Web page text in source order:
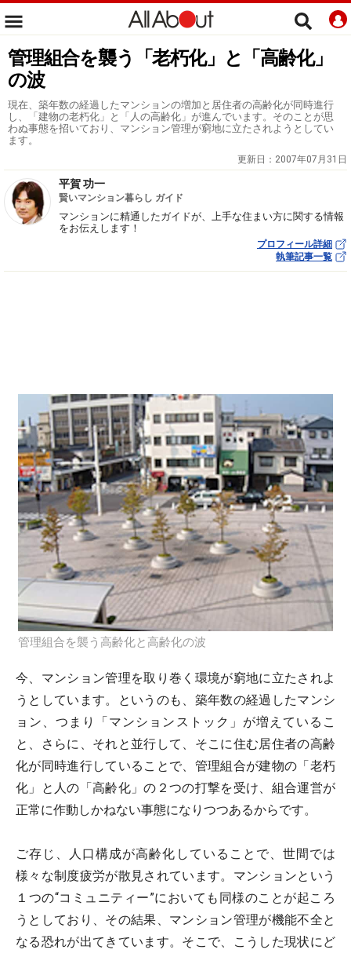
管理組合を襲う「老朽化」と「高齢化」
の波
現在、築年数の経過したマンションの増加と居住者の高齢化が同時進行
し、「建物の老朽化」と「人の高齢化」が進んでいます。そのことが思
わぬ事態を招いており、マンション管理が窮地に立たされようとしてい
ます。
更新日： 2007年07月31日
平賀 功一
賢いマンション暮らし ガイド
マンションに精通したガイドが、上手な住まい方に関する情報
をお伝えします！
プロフィール詳細
執筆記事一覧
管理組合を襲う高齢化と高齢化の波
今、マンション管理を取り巻く環境が窮地に立たされよ
うとしています。というのも、築年数の経過したマンシ
ョン、つまり「マンションストック」が増えているこ
と、さらに、それと並行して、そこに住む居住者の高齢
化が同時進行していることで、管理組合が建物の「老朽
化」と人の「高齢化」の２つの打撃を受け、組合運営が
正常に作動しかねない事態になりつつあるからです。
ご存じ、人口構成が高齢化していることで、世間では
様々な制度疲労が散見されています。マンションという
１つの“コミュニティー”においても同様のことが起ころ
うとしており、その結果、マンション管理が機能不全と
なる恐れが出てきています。そこで、こうした現状にど